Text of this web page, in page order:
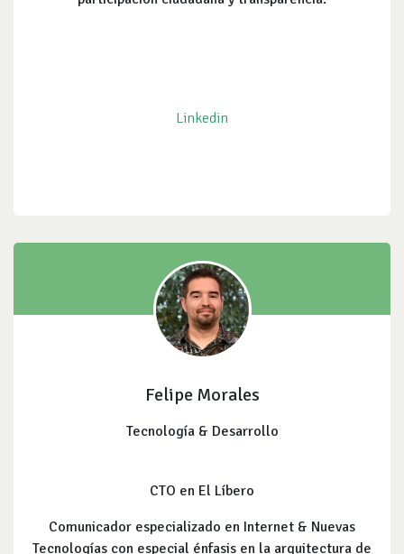
Linkedin
Felipe Morales
Tecnología & Desarrollo
CTO en El Líbero
Comunicador especializado en Internet & Nuevas
Tecnologías con especial énfasis en la arquitectura de